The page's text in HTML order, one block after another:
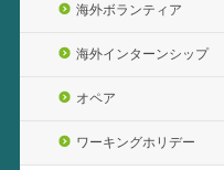
海外ボランティア
海外インターンシップ
オペア
ワーキングホリデー